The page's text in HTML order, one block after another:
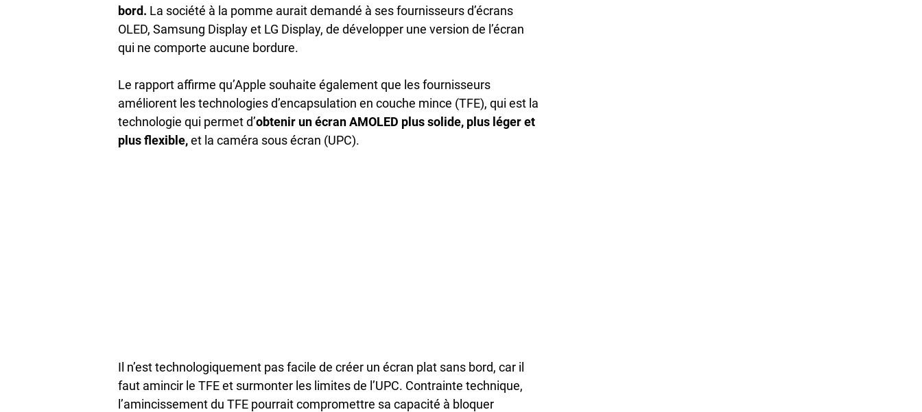
bord. La société à la pomme aurait demandé à ses fournisseurs d’écrans
OLED, Samsung Display et LG Display, de développer une version de l’écran
qui ne comporte aucune bordure.
Le rapport affirme qu’Apple souhaite également que les fournisseurs
améliorent les technologies d’encapsulation en couche mince (TFE), qui est la
technologie qui permet d’obtenir un écran AMOLED plus solide, plus léger et
plus flexible,et la caméra sous écran (UPC).
Il n’est technologiquement pas facile de créer un écran plat sans bord, car il
faut amincir le TFE et surmonter les limites de l’UPC. Contrainte technique,
l’amincissement du TFE pourrait compromettre sa capacité à bloquer